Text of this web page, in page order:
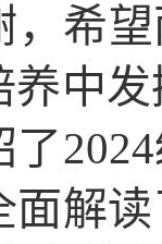
，希
养中
解